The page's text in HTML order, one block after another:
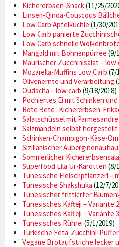
Kichererbsen-Snack(11/25/
Linsen-Qinoa-Couscous
Low Carb Apfelküchle (1/30/
Low Carb panierte
Low Carb schnelle
Mangold mit Bohnenpürree (9/
Maurischer Zucchinisalat – low
Mozarella-Muffins Low Carb (7/
Olivenernte und Verarbeitung
Oudscha – low carb (9/18/2018)
Pochiertes Ei mit Schinken
Rote Bete- Kichererbsen-
Salatschüssel mit
Salzmandeln selbst hergestellt
Schinken-Champigon-Käse-
Sizilianischer
Sommerlicher
Superfood Lila Ur-Karotten (8/
Tunesische Fleischpflanzerl –
Tunesische Shakshuka (12/7/
Tunesischer frittierter
Tunesisches Kafteji – Variante 2
Tunesisches Kafteji – Variante 3
Tunesisches Rührei (5/1/2019)
Türkische Feta-Zucchini-
Vegane Brotaufstriche lecker